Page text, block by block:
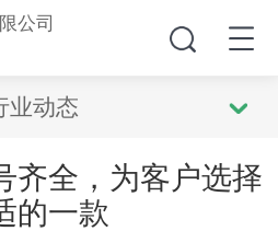
业动态
齐全，为客户选择
的一款